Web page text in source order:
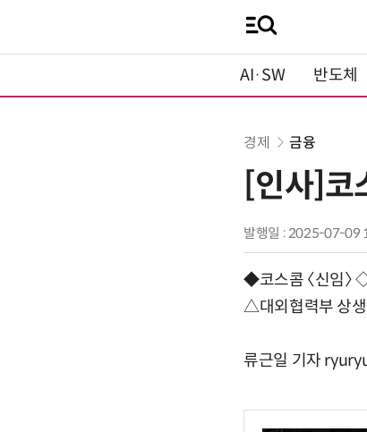
AI·SW 반도체
경제 금융
[인사]코
발행일 : 2025-07-09
◆코스콤 〈신임
△대외협력부 상
류근일 기자